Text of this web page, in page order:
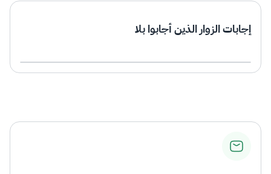
إجابات الزوار الذين أجابوا بلا